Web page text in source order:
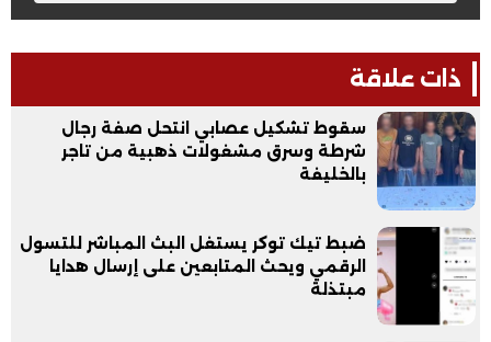
ذات علاقة
سقوط تشكيل عصابي انتحل صفة رجال
شرطة وسرق مشغولات ذهبية من تاجر
بالخليفة
ضبط تيك توكر يستغل البث المباشر للتسول
الرقمي ويحث المتابعين على إرسال هدايا
مبتذلة